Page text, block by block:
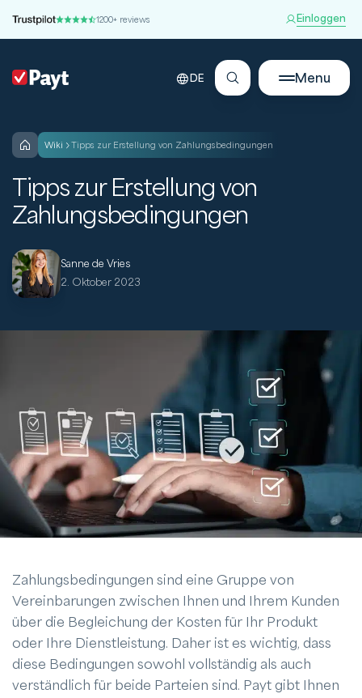
1200+ reviews Einloggen
DE Menu
wiki Tipps zur Erstellung von Zahlungsbedingungen
Tipps zur Erstellung von
Zahlungsbedingungen
Sanne de Vries
2. Oktober 2023
Zahlungsbedingungen sind eine Gruppe von
Vereinbarungen zwischen Ihnen und Ihrem Kunden
über die Begleichung der Kosten für Ihr Produkt
oder Ihre Dienstleistung. Daher ist es wichtig, dass
diese Bedingungen sowohl vollständig als auch
verständlich für beide Parteien sind. Payt gibt Ihnen